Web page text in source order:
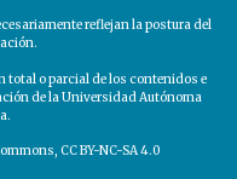
reflejan la postura del
total o parcial de los contenidos e
de la Universidad Autónoma
CC BY-NC-SA 4.0